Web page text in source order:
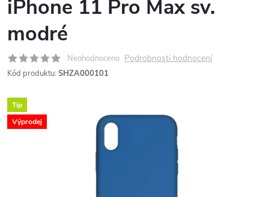
iPhone 11 Pro Max sv.
modré
Neohodnoceno Podrobnosti hodnocení
Kód produktu: SHZA000101
Tip
Výprodej